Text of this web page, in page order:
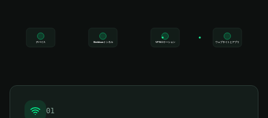
デバイス Shieldeumトンネル VPNロケーション ウェブサイトとアプリ
01